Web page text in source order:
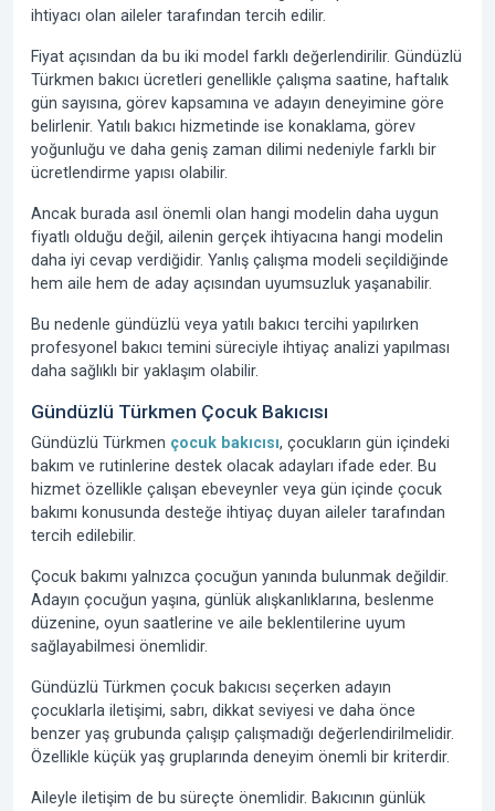
ihtiyacı olan aileler tarafından tercih edilir.
Fiyat açısından da bu iki model farklı değerlendirilir. Gündüzlü
Türkmen bakıcı ücretleri genellikle çalışma saatine, haftalık
gün sayısına, görev kapsamına ve adayın deneyimine göre
belirlenir. Yatılı bakıcı hizmetinde ise konaklama, görev
yoğunluğu ve daha geniş zaman dilimi nedeniyle farklı bir
ücretlendirme yapısı olabilir.
Ancak burada asıl önemli olan hangi modelin daha uygun
fiyatlı olduğu değil, ailenin gerçek ihtiyacına hangi modelin
daha iyi cevap verdiğidir. Yanlış çalışma modeli seçildiğinde
hem aile hem de aday açısından uyumsuzluk yaşanabilir.
Bu nedenle gündüzlü veya yatılı bakıcı tercihi yapılırken
profesyonel bakıcı temini süreciyle ihtiyaç analizi yapılması
daha sağlıklı bir yaklaşım olabilir.
Gündüzlü Türkmen Çocuk Bakıcısı
Gündüzlü Türkmen çocuk bakıcısı, çocukların gün içindeki
bakım ve rutinlerine destek olacak adayları ifade eder. Bu
hizmet özellikle çalışan ebeveynler veya gün içinde çocuk
bakımı konusunda desteğe ihtiyaç duyan aileler tarafından
tercih edilebilir.
Çocuk bakımı yalnızca çocuğun yanında bulunmak değildir.
Adayın çocuğun yaşına, günlük alışkanlıklarına, beslenme
düzenine, oyun saatlerine ve aile beklentilerine uyum
sağlayabilmesi önemlidir.
Gündüzlü Türkmen çocuk bakıcısı seçerken adayın
çocuklarla iletişimi, sabrı, dikkat seviyesi ve daha önce
benzer yaş grubunda çalışıp çalışmadığı değerlendirilmelidir.
Özellikle küçük yaş gruplarında deneyim önemli bir kriterdir.
Aileyle iletişim de bu süreçte önemlidir. Bakıcının günlük